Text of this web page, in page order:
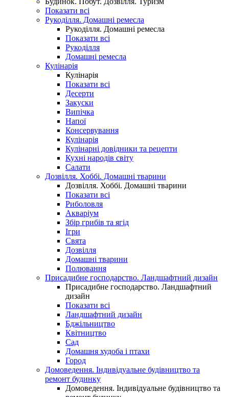
Показати всі
Рукоділля. Домашні ремесла
Рукоділля. Домашні ремесла
Показати всі
Рукоділля
Домашні ремесла
Кулінарія
Кулінарія
Показати всі
Десерти
Закуски
Випічка
Напої
Консервування
Кулінарія
Кулінарні довідники та рецепти
Кухні народів світу
Салати
Дозвілля. Хоббі. Домашні тварини
Дозвілля. Хоббі. Домашні тварини
Показати всі
Риболовля
Акваріум
Збір грибів та ягід
Ігри
Свята
Дозвілля
Домашні тварини
Полювання
Присадибне господарство. Ландшафтний дизайн
Присадибне господарство. Ландшафтний
дизайн
Показати всі
Ландшафтний дизайн
Бджільництво
Квітництво
Сад
Домашня худоба і птахи
Город
Домоведення. Індивідуальне будівництво та
ремонт будинку
Домоведення. Індивідуальне будівництво та